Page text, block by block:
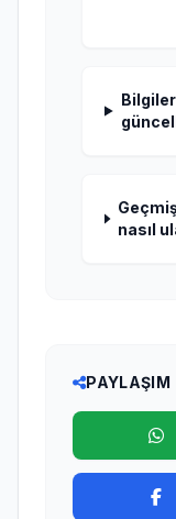
Bilgiler
nasıl
PAYLAŞIM